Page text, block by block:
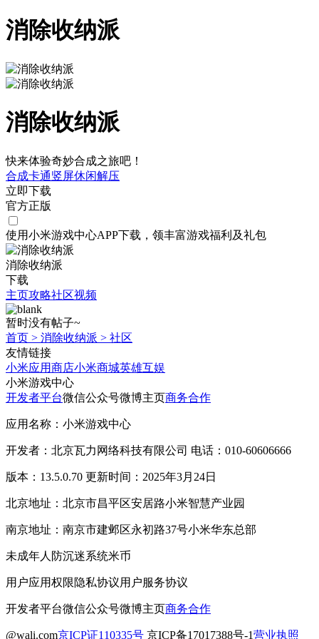
消除收纳派
消除收纳派
快来体验奇妙合成之旅吧！
合成卡通竖屏休闲解压
立即下载
官方正版
使用小米游戏中心APP下载 ，领丰富游戏福利 及礼包
消除收纳派
下载
主页攻略社区视频
暂时没有帖子~
首页 > 消除收纳派 > 社区
友情链接
小米应用商店小米商城英雄互娱
小米游戏中心
开发者平台微信公众号微博主页商务合作
应用名称：小米游戏中心
开发者：北京瓦力网络科技有限公司 电话：010-60606666
版本：13.5.0.70 更新时间：2025年3月24日
北京地址：北京市昌平区安居路小米智慧产业园
南京地址：南京市建邺区永初路37号小米华东总部
未成年人防沉迷系统米币
用户应用权限隐私协议用户服务协议
开发者平台微信公众号微博主页商务合作
@wali.com京ICP证110335号 京ICP备17017388号-1营业执照